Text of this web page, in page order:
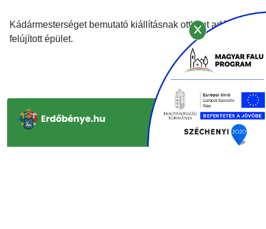
Kádármesterséget bemutató kiállításnak otthont adó
felújított épület.